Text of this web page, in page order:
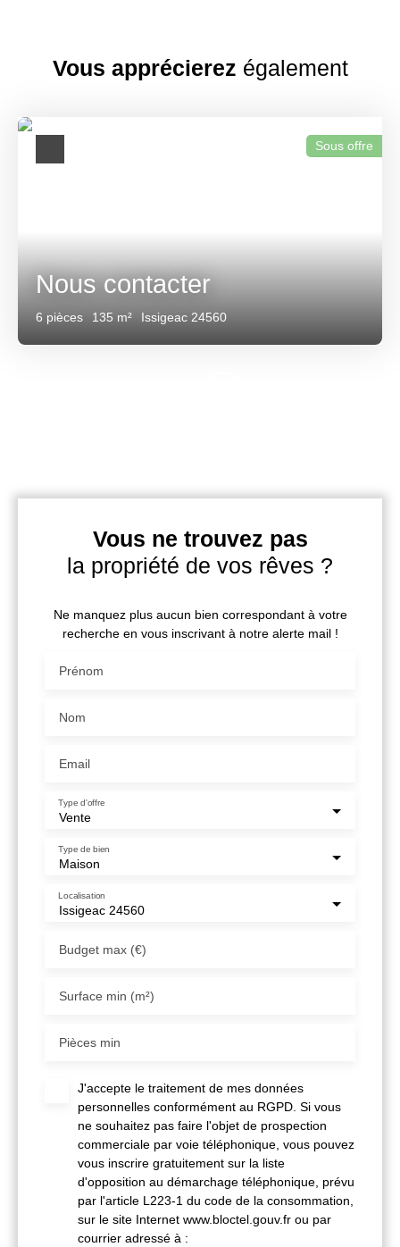
Vous apprécierez également
Nous contacter
6 pièces 135 m² Issigeac 24560
Sous offre
Vous ne trouvez pas
la propriété de vos rêves ?
Ne manquez plus aucun bien correspondant à votre
recherche en vous inscrivant à notre alerte mail !
Prénom
Nom
Email
Vente
Type d'offre
Maison
Type de bien
Issigeac 24560
Localisation
Budget max (€)
Surface min (m²)
Pièces min
J'accepte le traitement de mes données
personnelles conformément au RGPD. Si vous
ne souhaitez pas faire l'objet de prospection
commerciale par voie téléphonique, vous pouvez
vous inscrire gratuitement sur la liste
d'opposition au démarchage téléphonique, prévu
par l'article L223-1 du code de la consommation,
sur le site Internet www.bloctel.gouv.fr ou par
courrier adressé à :